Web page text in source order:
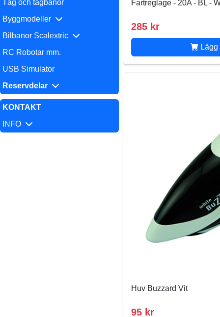
Tåg och tågbanor
Byggmodeller
Bilbanor Scalextric
RC Robotar mm.
USB Simulator
Reservdelar
KONTAKT
INFO
Fartreglage - 20A - BL -
285 kr
Huv Buzzard Vit
95 kr